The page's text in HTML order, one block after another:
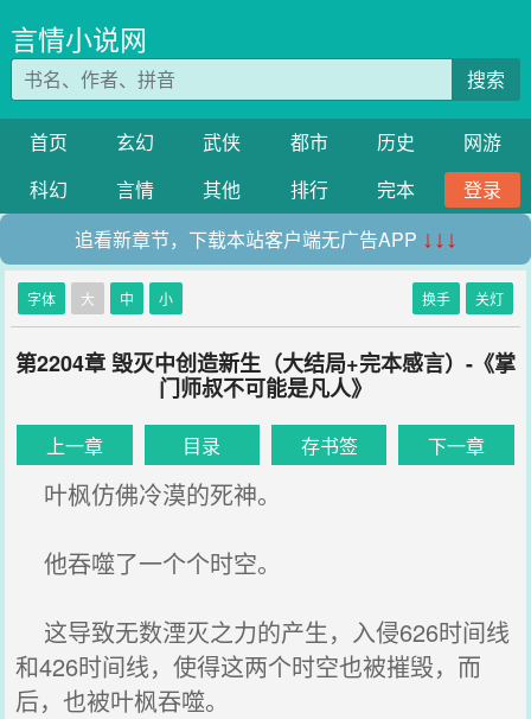
言情小说网
搜索
首页 玄幻 武侠 都市 历史
网游
科幻
言情 其他 排行 完本
登录
追看新章节，下载本站客户端无广告APP ↓↓↓
字体 大 中 小 换手 关灯
第2204章 毁灭中创造新生（大结局+完本感言）-《掌
门师叔不可能是凡人》
上一章 目录 存书签 下一章
叶枫仿佛冷漠的死神。
他吞噬了一个个时空。
这导致无数湮灭之力的产生，入侵626时间线
和426时间线，使得这两个时空也被摧毁，而
后，也被叶枫吞噬。